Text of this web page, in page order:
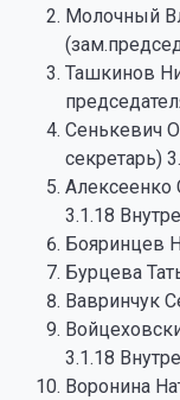
Молочный
Ташкинов
Сенькевич
секретарь)
Алексеенко
3.1.18
Бояринцев
Бурцева
Вавринчук
3.1.18
Воронина